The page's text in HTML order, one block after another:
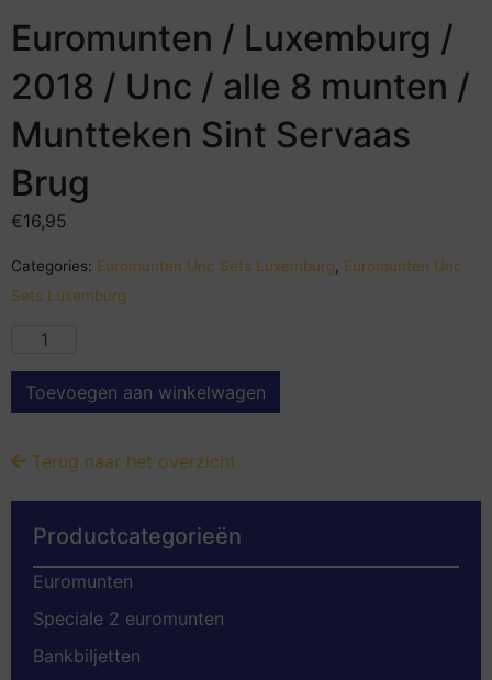
Euromunten / Luxemburg /
2018 / Unc / alle 8 munten /
Muntteken Sint Servaas
Brug
€16,95
Categories: Euromunten Unc Sets Luxemburg
Euromunten Unc
Sets Luxemburg
Toevoegen aan winkelwagen
Terug naar het overzicht
Productcategorieën
Euromunten
Speciale 2 euromunten
Bankbiljetten